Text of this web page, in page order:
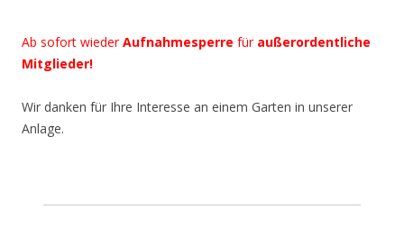
Ab sofort wiederAufnahmesperre für außerordentliche
Mitglieder!
Wir danken für Ihre Interesse an einem Garten in unserer
Anlage.